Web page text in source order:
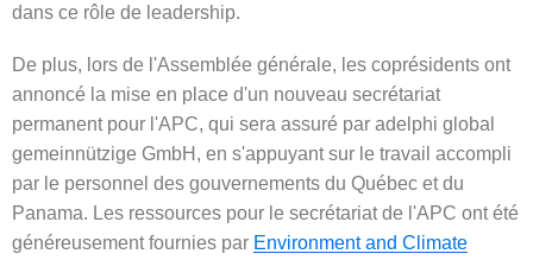
dans ce rôle de leadership.
De plus, lors de l'Assemblée générale, les coprésidents ont
annoncé la mise en place d'un nouveau secrétariat
permanent pour l'APC, qui sera assuré par adelphi global
gemeinnützige GmbH, en s'appuyant sur le travail accompli
par le personnel des gouvernements du Québec et du
Panama. Les ressources pour le secrétariat de l'APC ont été
généreusement fournies par Environment and Climate